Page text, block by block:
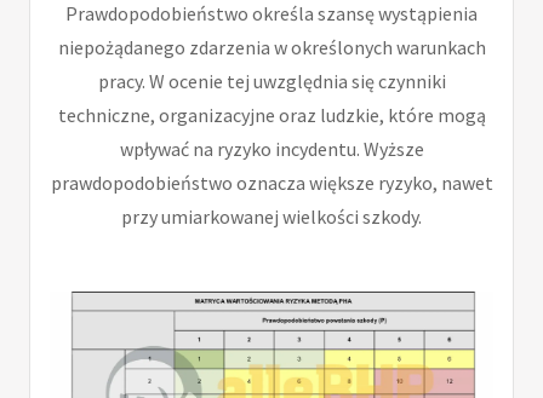
Prawdopodobieństwo określa szansę wystąpienia
niepożądanego zdarzenia w określonych warunkach
pracy. W ocenie tej uwzględnia się czynniki
techniczne, organizacyjne oraz ludzkie, które mogą
wpływać na ryzyko incydentu. Wyższe
prawdopodobieństwo oznacza większe ryzyko, nawet
przy umiarkowanej wielkości szkody.